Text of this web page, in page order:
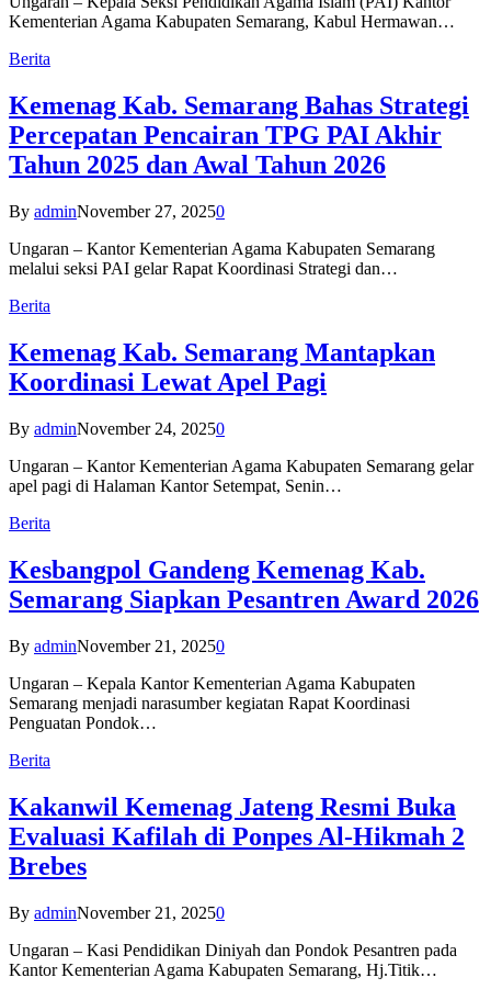
Kementerian Agama Kabupaten Semarang, Kabul Hermawan…
Berita
Kemenag Kab. Semarang Bahas Strategi
Percepatan Pencairan TPG PAI Akhir
Tahun 2025 dan Awal Tahun 2026
By adminNovember 27, 20250
Ungaran – Kantor Kementerian Agama Kabupaten Semarang
melalui seksi PAI gelar Rapat Koordinasi Strategi dan…
Berita
Kemenag Kab. Semarang Mantapkan
Koordinasi Lewat Apel Pagi
By adminNovember 24, 20250
Ungaran – Kantor Kementerian Agama Kabupaten Semarang gelar
apel pagi di Halaman Kantor Setempat, Senin…
Berita
Kesbangpol Gandeng Kemenag Kab.
Semarang Siapkan Pesantren Award 2026
By adminNovember 21, 20250
Ungaran – Kepala Kantor Kementerian Agama Kabupaten
Semarang menjadi narasumber kegiatan Rapat Koordinasi
Penguatan Pondok…
Berita
Kakanwil Kemenag Jateng Resmi Buka
Evaluasi Kafilah di Ponpes Al-Hikmah 2
Brebes
By adminNovember 21, 20250
Ungaran – Kasi Pendidikan Diniyah dan Pondok Pesantren pada
Kantor Kementerian Agama Kabupaten Semarang, Hj.Titik…